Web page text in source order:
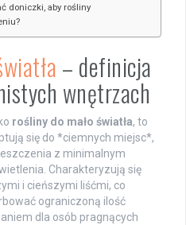
doniczki, aby rośliny
– definicja
wnętrzach
rośliny do mało światła, to
się do *ciemnych miejsc*,
z minimalnym
Charakteryzują się
i cieńszymi liśćmi, co
ograniczoną ilość
dla osób pragnących